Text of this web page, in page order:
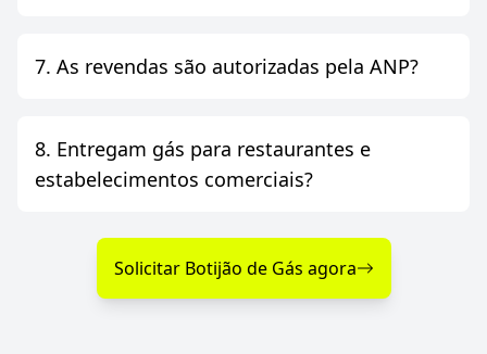
7. As revendas são autorizadas pela ANP?
8. Entregam gás para restaurantes e
estabelecimentos comerciais?
Solicitar Botijão de Gás agora